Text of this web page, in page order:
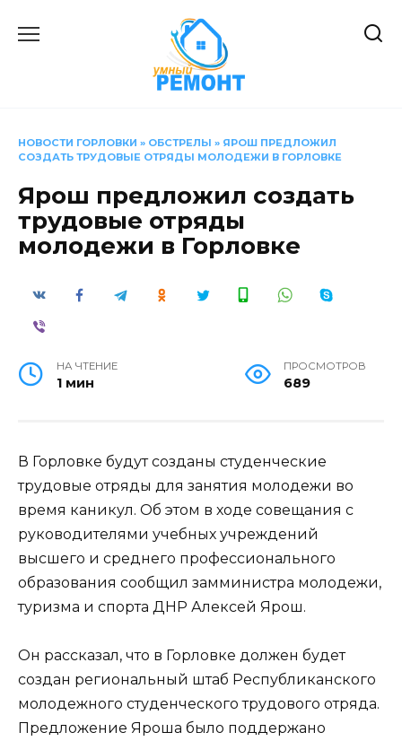
НОВОСТИ ГОРЛОВКИ » ОБСТРЕЛЫ » ЯРОШ ПРЕДЛОЖИЛ
СОЗДАТЬ ТРУДОВЫЕ ОТРЯДЫ МОЛОДЕЖИ В ГОРЛОВКЕ
Ярош предложил создать
трудовые отряды
молодежи в Горловке
НА ЧТЕНИЕ
1 мин
ПРОСМОТРОВ
689
В Горловке будут созданы студенческие
трудовые отряды для занятия молодежи во
время каникул. Об этом в ходе совещания с
руководителями учебных учреждений
высшего и среднего профессионального
образования сообщил замминистра молодежи,
туризма и спорта ДНР Алексей Ярош.
Он рассказал, что в Горловке должен будет
создан региональный штаб Республиканского
молодежного студенческого трудового отряда.
Предложение Яроша было поддержано